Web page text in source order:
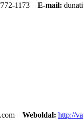
1173 E-mail:
Weboldal: http://